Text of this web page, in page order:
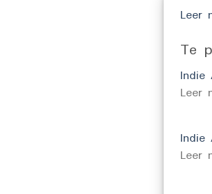
Leer
Te
​Leer
​Leer